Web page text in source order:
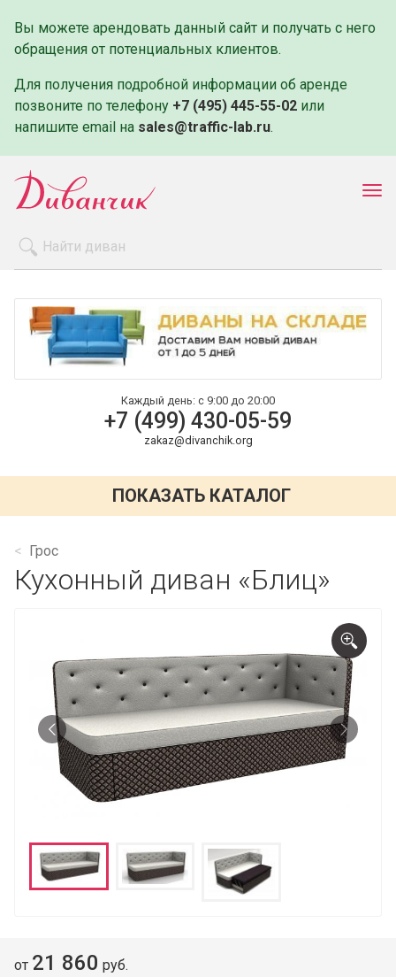
Вы можете арендовать данный сайт и получать с него
обращения от потенциальных клиентов.
Для получения подробной информации об аренде
позвоните по телефону +7 (495) 445-55-02 или
напишите email на sales@traffic-lab.ru.
Оплата и доставка
Контакты
Каждый день: с 9:00 до 20:00
+7 (499) 430-05-59
zakaz@divanchik.org
ПОКАЗАТЬ КАТАЛОГ
Грос
Кухонный диван «Блиц»
от 21 860 руб.